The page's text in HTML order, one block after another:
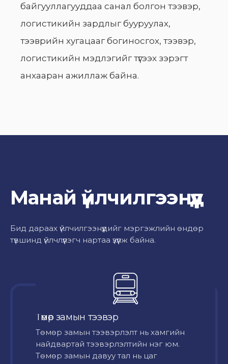
байгууллагууддаа санал болгон тээвэр,
логистикийн зардлыг бууруулах,
тээврийн хугацааг богиносгох, тээвэр,
логистикийн мэдлэгийг түгээх зэрэгт
анхааран ажиллаж байна.
Манай үйлчилгээнүүд
Бид дараах үйлчилгээнүүдийг мэргэжлийн өндөр
түвшинд үйлчлүүлэгч нартаа үзүүлж байна.
Төмөр замын тээвэр
Төмөр замын тээвэрлэлт нь хамгийн
найдвартай тээвэрлэлтийн нэг юм.
Төмөр замын давуу тал нь цаг